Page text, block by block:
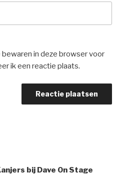
bewaren in deze browser voor
ik een reactie plaats.
bij Dave On Stage